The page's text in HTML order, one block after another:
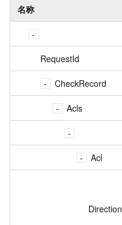
名称
RequestId
CheckRecord
Acls
Acl
Direction